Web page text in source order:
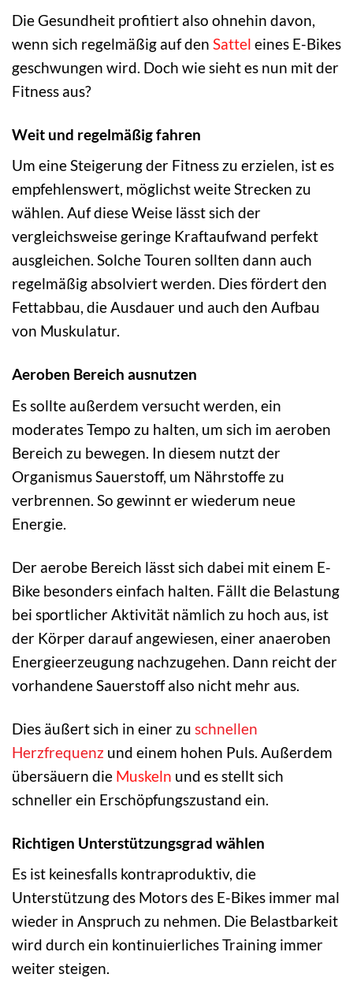
Die Gesundheit profitiert also ohnehin davon,
wenn sich regelmäßig auf den Sattel eines E-Bikes
geschwungen wird. Doch wie sieht es nun mit der
Fitness aus?
Weit und regelmäßig fahren
Um eine Steigerung der Fitness zu erzielen, ist es
empfehlenswert, möglichst weite Strecken zu
wählen. Auf diese Weise lässt sich der
vergleichsweise geringe Kraftaufwand perfekt
ausgleichen. Solche Touren sollten dann auch
regelmäßig absolviert werden. Dies fördert den
Fettabbau, die Ausdauer und auch den Aufbau
von Muskulatur.
Aeroben Bereich ausnutzen
Es sollte außerdem versucht werden, ein
moderates Tempo zu halten, um sich im aeroben
Bereich zu bewegen. In diesem nutzt der
Organismus Sauerstoff, um Nährstoffe zu
verbrennen. So gewinnt er wiederum neue
Energie.
Der aerobe Bereich lässt sich dabei mit einem E-
Bike besonders einfach halten. Fällt die Belastung
bei sportlicher Aktivität nämlich zu hoch aus, ist
der Körper darauf angewiesen, einer anaeroben
Energieerzeugung nachzugehen. Dann reicht der
vorhandene Sauerstoff also nicht mehr aus.
Dies äußert sich in einer zu schnellen
Herzfrequenz und einem hohen Puls. Außerdem
übersäuern die Muskeln und es stellt sich
schneller ein Erschöpfungszustand ein.
Richtigen Unterstützungsgrad wählen
Es ist keinesfalls kontraproduktiv, die
Unterstützung des Motors des E-Bikes immer mal
wieder in Anspruch zu nehmen. Die Belastbarkeit
wird durch ein kontinuierliches Training immer
weiter steigen.